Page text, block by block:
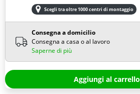
Scegli tra oltre 1000 centri di montaggio
Consegna a domicilio
Consegna a casa o al lavoro
Saperne di più
Aggiungi al carrello